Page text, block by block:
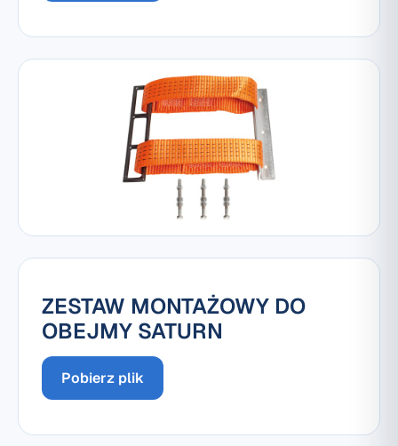
ZESTAW MONTAŻOWY DO
OBEJMY SATURN
Pobierz plik